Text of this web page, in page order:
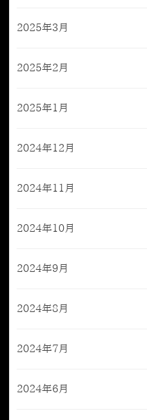
2025年3月
2025年2月
2025年1月
2024年12月
2024年11月
2024年10月
2024年9月
2024年8月
2024年7月
2024年6月